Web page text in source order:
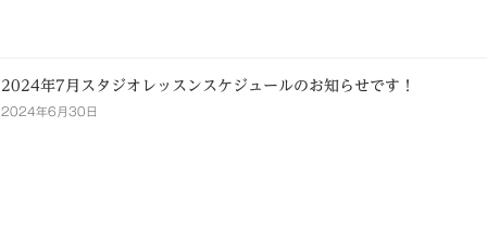
2024年7月スタジオレッスンスケジュールのお知らせです！
2024年6月30日